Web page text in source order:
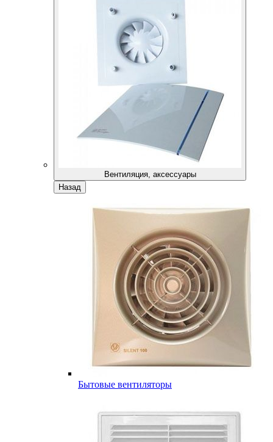
Вентиляция, аксессуары
Назад
Бытовые вентиляторы